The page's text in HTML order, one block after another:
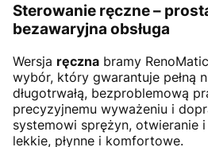
Sterowanie ręczne –
bezawaryjna obsługa
Wersja ręczna bramy
wybór, który gwarantuje pełną
długotrwałą, bezproblemową
precyzyjnemu wyważeniu i
systemowi sprężyn, otwieranie
lekkie, płynne i komfortowe.